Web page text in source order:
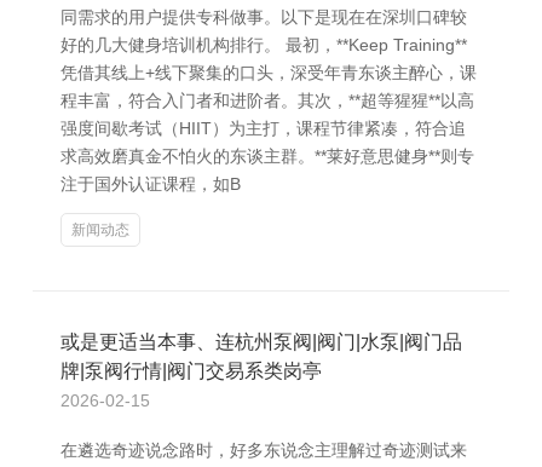
同需求的用户提供专科做事。以下是现在在深圳口碑较
好的几大健身培训机构排行。 最初，**Keep Training**
凭借其线上+线下聚集的口头，深受年青东谈主醉心，课
程丰富，符合入门者和进阶者。其次，**超等猩猩**以高
强度间歇考试（HIIT）为主打，课程节律紧凑，符合追
求高效磨真金不怕火的东谈主群。**莱好意思健身**则专
注于国外认证课程，如B
新闻动态
或是更适当本事、连杭州泵阀|阀门|水泵|阀门品
牌|泵阀行情|阀门交易系类岗亭
2026-02-15
在遴选奇迹说念路时，好多东说念主理解过奇迹测试来